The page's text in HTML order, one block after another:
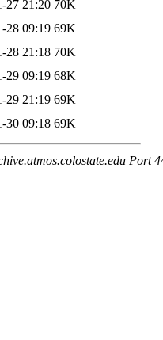
27 21:20 70K
28 09:19 69K
28 21:18 70K
29 09:19 68K
29 21:19 69K
30 09:18 69K
Port